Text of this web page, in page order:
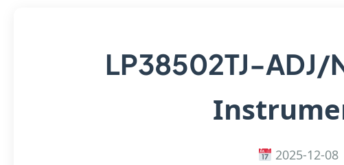
LP38502TJ-ADJ/
2025-12-08